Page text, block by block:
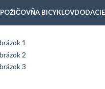
POŽIČOVŇA BICYKLOV